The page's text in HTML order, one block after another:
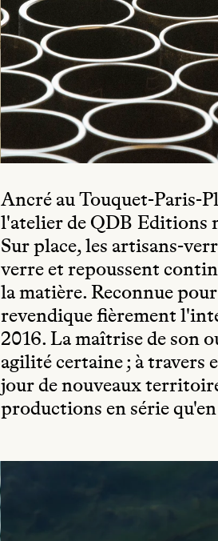
Ancré au Touquet-Paris-
l'atelier de QDB Editions
Sur place, les artisans-
verre et repoussent
la matière. Reconnue
revendique fièrement
2016. La maîtrise de son
agilité certaine ; à travers
jour de nouveaux
productions en série